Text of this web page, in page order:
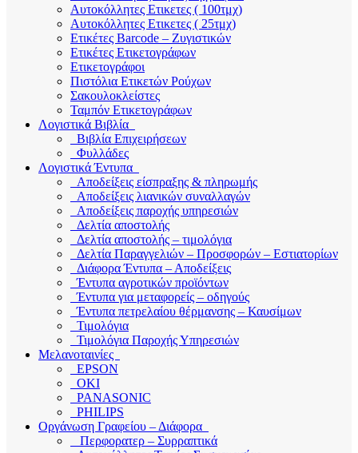
Αυτοκόλλητες Ετικετες ( 100τμχ)
Αυτοκόλλητες Ετικετες ( 25τμχ)
Ετικέτες Barcode – Ζυγιστικών
Ετικέτες Ετικετογράφων
Ετικετογράφοι
Πιστόλια Ετικετών Ρούχων
Σακουλοκλείστες
Ταμπόν Ετικετογράφων
Λογιστικά Βιβλία
Βιβλία Επιχειρήσεων
Φυλλάδες
Λογιστικά Έντυπα
Αποδείξεις είσπραξης & πληρωμής
Αποδείξεις λιανικών συναλλαγών
Αποδείξεις παροχής υπηρεσιών
Δελτία αποστολής
Δελτία αποστολής – τιμολόγια
Δελτία Παραγγελιών – Προσφορών – Εστιατορίων
Διάφορα Έντυπα – Αποδείξεις
Έντυπα αγροτικών προϊόντων
Έντυπα για μεταφορείς – οδηγούς
Έντυπα πετρελαίου θέρμανσης – Καυσίμων
Τιμολόγια
Τιμολόγια Παροχής Υπηρεσιών
Μελανοταινίες
EPSON
OKI
PANASONIC
PHILIPS
Οργάνωση Γραφείου – Διάφορα
Περφορατερ – Συρραπτικά